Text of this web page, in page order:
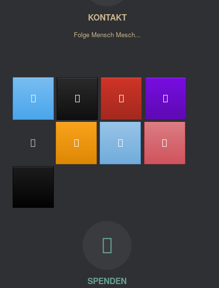
KONTAKT
Folge Mensch Mesch...
SPENDEN